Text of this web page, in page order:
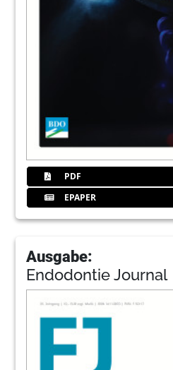
PDF
EPAPER
Ausgabe:
Endodontie Journal